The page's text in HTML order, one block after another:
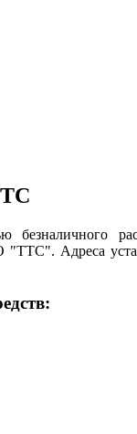
Адреса